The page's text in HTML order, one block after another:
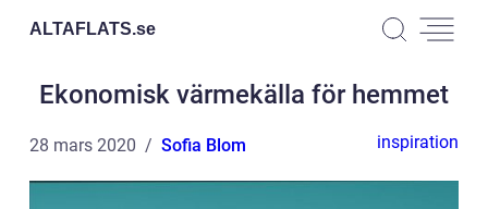
ALTAFLATS.se
Ekonomisk värmekälla för hemmet
28 mars 2020 Sofia Blom inspiration